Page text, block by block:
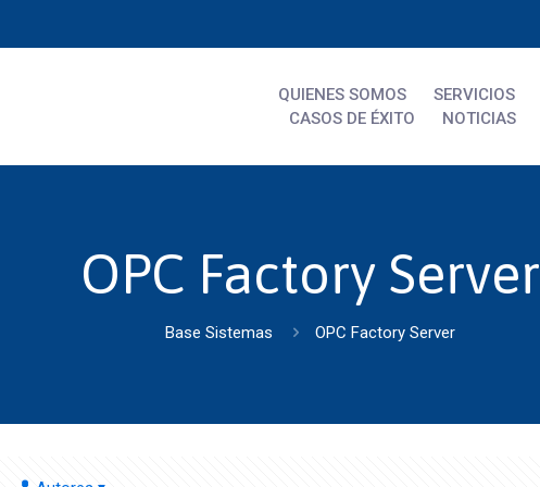
QUIENES SOMOS SERVICIOS
CASOS DE ÉXITO
NOTICIAS
OPC Factory Server
Base Sistemas OPC Factory Server